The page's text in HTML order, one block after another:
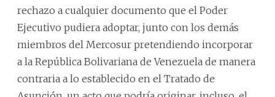
rechazo a cualquier documento que el Poder
Ejecutivo pudiera adoptar, junto con los demás
miembros del Mercosur pretendiendo incorporar
a la República Bolivariana de Venezuela de manera
contraria a lo establecido en el Tratado de